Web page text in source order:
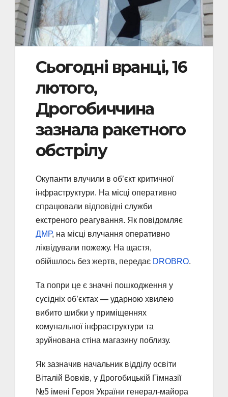
Сьогодні вранці, 16
лютого,
Дрогобиччина
зазнала ракетного
обстрілу
Окупанти влучили в об’єкт критичної
інфраструктури. На місці оперативно
спрацювали відповідні служби
екстреного реагування. Як повідомляє
ДМР, на місці влучання оперативно
ліквідували пожежу. На щастя,
обійшлось без жертв, передає DROBRO.
Та попри це є значні пошкодження у
сусідніх об’єктах — ударною хвилею
вибито шибки у приміщеннях
комунальної інфраструктури та
зруйнована стіна магазину поблизу.
Як зазначив начальник відділу освіти
Віталій Вовків, у Дрогобицькій Гімназії
№5 імені Героя України генерал-майора